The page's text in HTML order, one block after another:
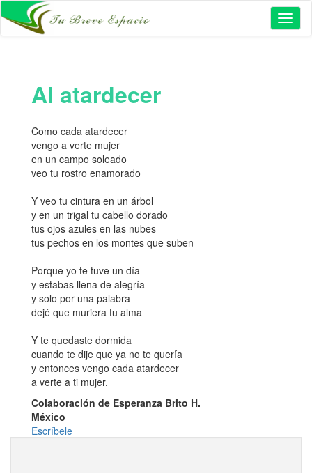
Al atardecer
Como cada atardecer
vengo a verte mujer
en un campo soleado
veo tu rostro enamorado
Y veo tu cintura en un árbol
y en un trigal tu cabello dorado
tus ojos azules en las nubes
tus pechos en los montes que suben
Porque yo te tuve un día
y estabas llena de alegría
y solo por una palabra
dejé que muriera tu alma
Y te quedaste dormida
cuando te dije que ya no te quería
y entonces vengo cada atardecer
a verte a ti mujer.
Colaboración de Esperanza Brito H.
México
Escríbele